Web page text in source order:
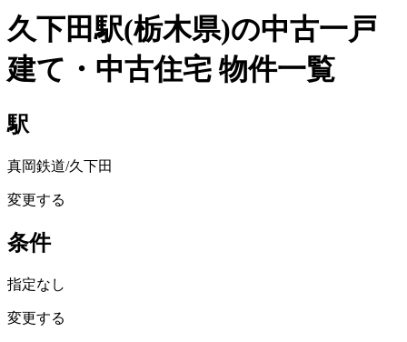
久下田駅(栃木県)の中古一戸
建て・中古住宅 物件一覧
駅
真岡鉄道/久下田
変更する
条件
指定なし
変更する